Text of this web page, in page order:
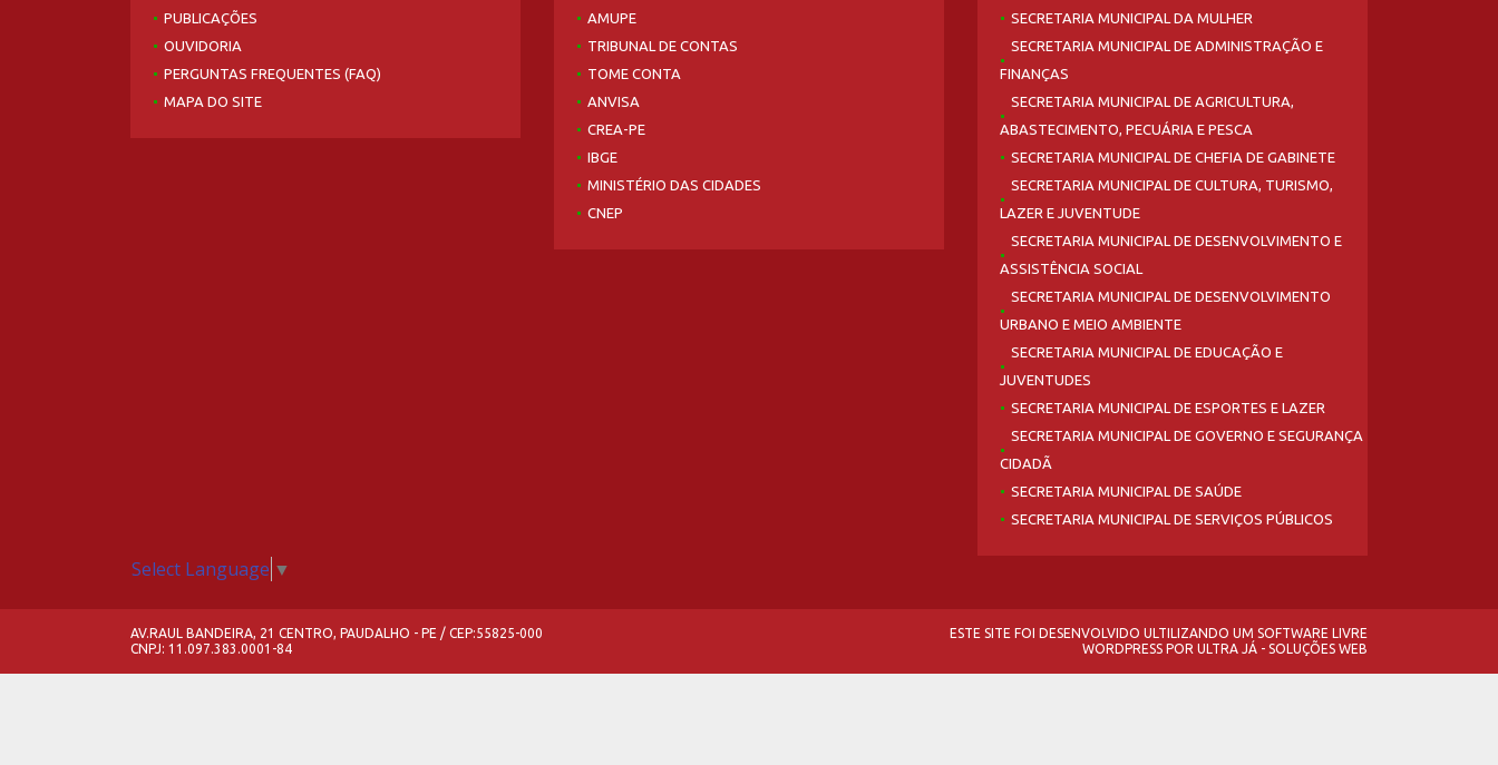
PUBLICAÇÕES
OUVIDORIA
PERGUNTAS FREQUENTES (FAQ)
MAPA DO SITE
AMUPE
TRIBUNAL DE CONTAS
TOME CONTA
ANVISA
CREA-PE
IBGE
MINISTÉRIO DAS CIDADES
CNEP
SECRETARIA MUNICIPAL DA MULHER
SECRETARIA MUNICIPAL DE ADMINISTRAÇÃO E
FINANÇAS
SECRETARIA MUNICIPAL DE AGRICULTURA,
ABASTECIMENTO, PECUÁRIA E PESCA
SECRETARIA MUNICIPAL DE CHEFIA DE GABINETE
SECRETARIA MUNICIPAL DE CULTURA, TURISMO,
LAZER E JUVENTUDE
SECRETARIA MUNICIPAL DE DESENVOLVIMENTO E
ASSISTÊNCIA SOCIAL
SECRETARIA MUNICIPAL DE DESENVOLVIMENTO
URBANO E MEIO AMBIENTE
SECRETARIA MUNICIPAL DE EDUCAÇÃO E
JUVENTUDES
SECRETARIA MUNICIPAL DE ESPORTES E LAZER
SECRETARIA MUNICIPAL DE GOVERNO E SEGURANÇA
CIDADÃ
SECRETARIA MUNICIPAL DE SAÚDE
SECRETARIA MUNICIPAL DE SERVIÇOS PÚBLICOS
Select Language ▼
AV.RAUL BANDEIRA, 21 CENTRO, PAUDALHO - PE / CEP:55825-000
CNPJ: 11.097.383.0001-84
ESTE SITE FOI DESENVOLVIDO ULTILIZANDO UM SOFTWARE LIVRE
WORDPRESS POR ULTRA JÁ - SOLUÇÕES WEB